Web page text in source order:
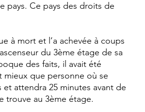
pays. Ce pays des droits de
à mort et l’a achevée à coups
du 3ème étage de sa
des faits, il avait été
que personne où se
et attendra 25 minutes avant de
trouve au 3ème étage.